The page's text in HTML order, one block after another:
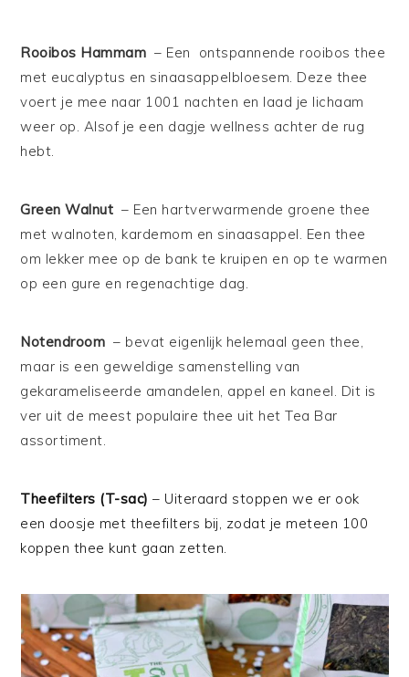
Rooibos Hammam – Een ontspannende rooibos thee
met eucalyptus en sinaasappelbloesem. Deze thee
voert je mee naar 1001 nachten en laad je lichaam
weer op. Alsof je een dagje wellness achter de rug
hebt.
Green Walnut – Een hartverwarmende groene thee
met walnoten, kardemom en sinaasappel. Een thee
om lekker mee op de bank te kruipen en op te warmen
op een gure en regenachtige dag.
Notendroom – bevat eigenlijk helemaal geen thee,
maar is een geweldige samenstelling van
gekarameliseerde amandelen, appel en kaneel. Dit is
ver uit de meest populaire thee uit het Tea Bar
assortiment.
Theefilters (T-sac)– Uiteraard stoppen we er ook
een doosje met theefilters bij, zodat je meteen 100
koppen thee kunt gaan zetten.